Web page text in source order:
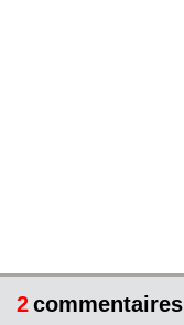
2commentaires